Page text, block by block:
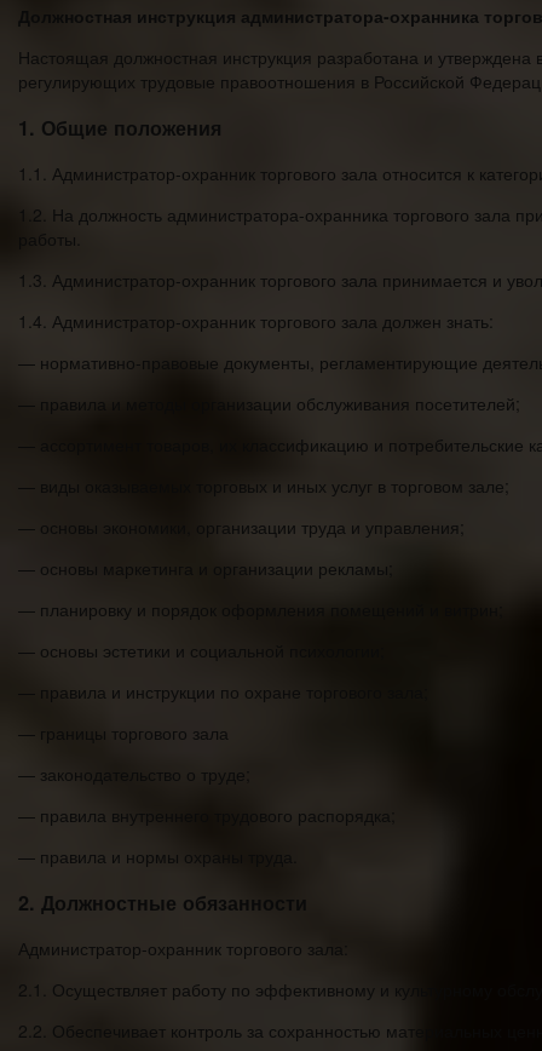
Должностная инструкция администратора-охранника
Настоящая должностная инструкция разработана и
регулирующих трудовые правоотношения в Российской
1. Общие положения
1.1. Администратор-охранник торгового зала относится к
1.2. На должность администратора-охранника торгового
работы.
1.3. Администратор-охранник торгового зала принимается и
1.4. Администратор-охранник торгового зала должен знать:
— нормативно-правовые документы, регламентирующие
— правила и методы организации обслуживания посетителей;
— ассортимент товаров, их классификацию и потребительские
— виды оказываемых торговых и иных услуг в торговом зале;
— основы экономики, организации труда и управления;
— основы маркетинга и организации рекламы;
— планировку и порядок оформления помещений и витрин;
— основы эстетики и социальной психологии;
— правила и инструкции по охране торгового зала;
— границы торгового зала
— законодательство о труде;
— правила внутреннего трудового распорядка;
— правила и нормы охраны труда.
2. Должностные обязанности
Администратор-охранник торгового зала:
2.1. Осуществляет работу по эффективному и культурному
2.2. Обеспечивает контроль за сохранностью материальных